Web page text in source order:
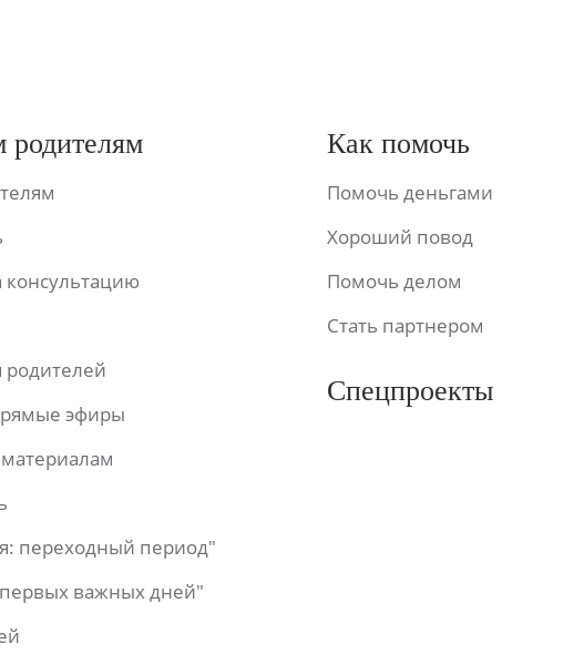
консультацию
эфиры
переходный период"
важных дней"
Как помочь
Помочь деньгами
Хороший повод
Помочь делом
Стать партнером
Спецпроекты